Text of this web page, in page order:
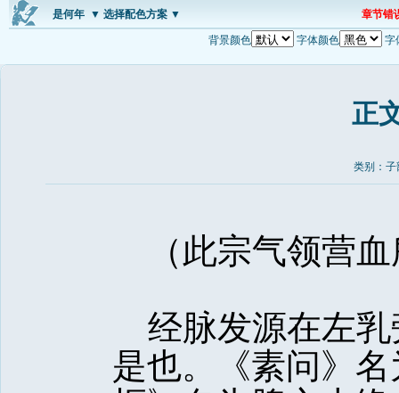
是何年 ▼ 选择配色方案 ▼ 章节错
背景颜色 字体颜色 字
正
类别：子
（此宗气领营血
经脉发源在左乳
是也。《素问》